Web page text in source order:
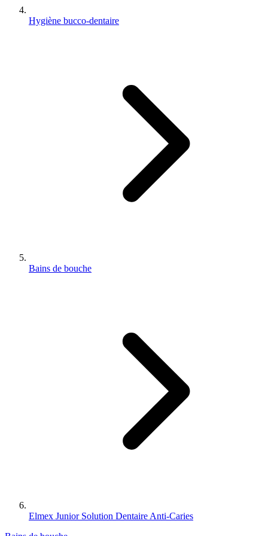
Hygiène bucco-dentaire
Bains de bouche
Elmex Junior Solution Dentaire Anti-Caries